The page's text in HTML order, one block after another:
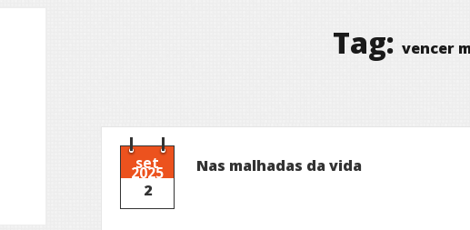
Tag: vencer
set
2025
2
Nas malhadas da vida